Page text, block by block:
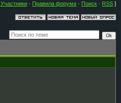
Участники · Правила форума · Поиск · RSS ]